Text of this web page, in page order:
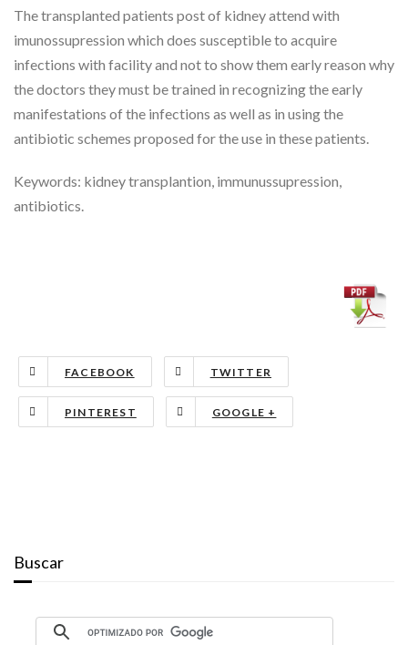
The transplanted patients post of kidney attend with
imunossupression which does susceptible to acquire
infections with facility and not to show them early reason why
the doctors they must be trained in recognizing the early
manifestations of the infections as well as in using the
antibiotic schemes proposed for the use in these patients.
Keywords: kidney transplantion, immunussupression,
antibiotics.
FACEBOOK TWITTER
PINTEREST GOOGLE +
Buscar